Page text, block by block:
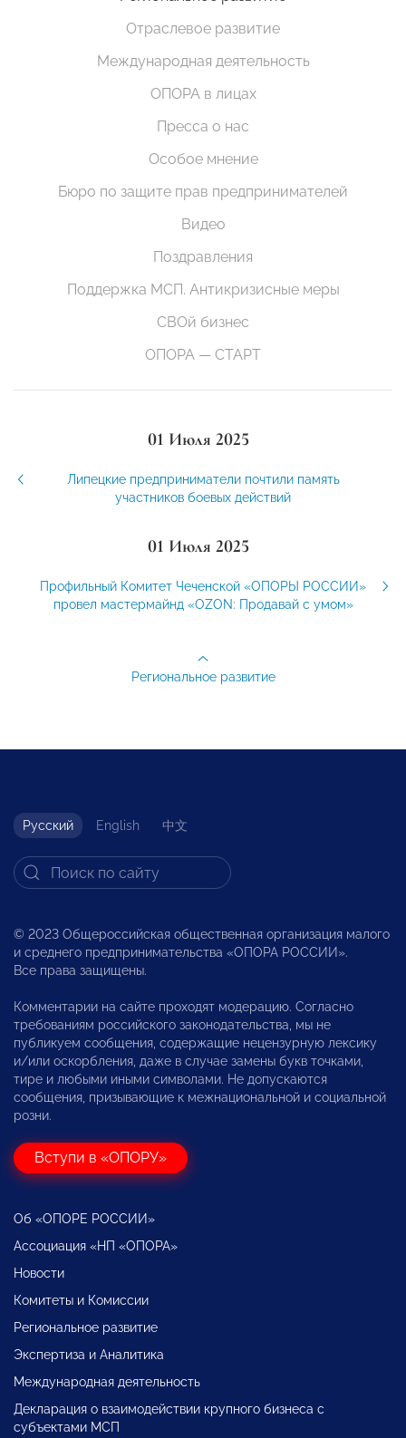
Отраслевое развитие
Международная деятельность
ОПОРА в лицах
Пресса о нас
Особое мнение
Бюро по защите прав предпринимателей
Видео
Поздравления
Поддержка МСП. Антикризисные меры
СВОй бизнес
ОПОРА — СТАРТ
01 Июля 2025
Липецкие предприниматели почтили память
участников боевых действий
01 Июля 2025
Профильный Комитет Чеченской «ОПОРЫ РОССИИ»
провел мастермайнд «OZON: Продавай с умом»
Региональное развитие
Русский English 中文
© 2023 Общероссийская общественная организация малого
и среднего предпринимательства «ОПОРА РОССИИ».
Все права защищены.
Комментарии на сайте проходят модерацию. Согласно
требованиям российского законодательства, мы не
публикуем сообщения, содержащие нецензурную лексику
и/или оскорбления, даже в случае замены букв точками,
тире и любыми иными символами. Не допускаются
сообщения, призывающие к межнациональной и социальной
розни.
Вступи в «ОПОРУ»
Об «ОПОРЕ РОССИИ»
Ассоциация «НП «ОПОРА»
Новости
Комитеты и Комиссии
Региональное развитие
Экспертиза и Аналитика
Международная деятельность
Декларация о взаимодействии крупного бизнеса с
субъектами МСП